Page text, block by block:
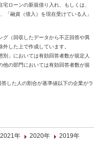
宅ローンの新規借り入れ、もしくは、
「融資（借入）を現在受けている人」
（回収したデータから不正回答や異
した上で作成しています。
」においては有効回答者数が規定人
の部門においては有効回答者数が規
した人の割合が基準値以下の企業がラ
2021年 2020年
2019年